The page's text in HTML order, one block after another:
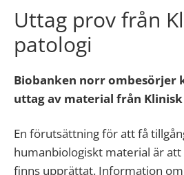
Uttag prov från
patologi
Biobanken norr ombesörjer
uttag av material från
En förutsättning för att få
humanbiologiskt material är
finns upprättat. Information